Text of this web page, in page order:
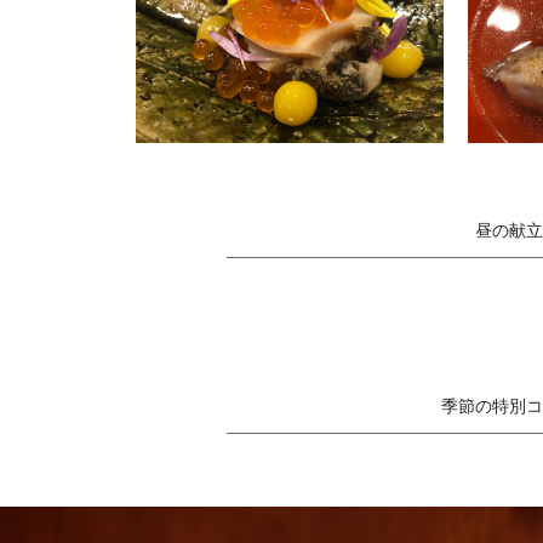
昼の献立
季節の特別